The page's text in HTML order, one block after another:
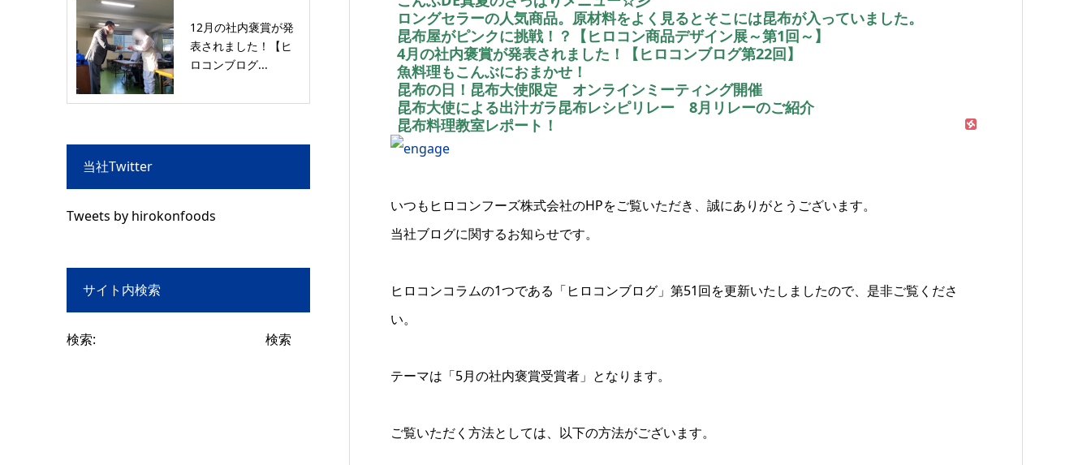
ロングセラーの人気商品。原材料をよく見るとそこには昆布が入っていました。
昆布屋がピンクに挑戦！？【ヒロコン商品デザイン展～第1回～】
4月の社内褒賞が発表されました！【ヒロコンブログ第22回】
魚料理もこんぶにおまかせ！
昆布の日！昆布大使限定 オンラインミーティング開催
昆布大使による出汁ガラ昆布レシピリレー 8月リレーのご紹介
昆布料理教室レポート！
いつもヒロコンフーズ株式会社のHPをご覧いただき、誠にありがとうございます。
当社ブログに関するお知らせです。
ヒロコンコラムの1つである「ヒロコンブログ」第51回を更新いたしましたので、是非ご覧くださ
い。
テーマは「5月の社内褒賞受賞者」となります。
ご覧いただく方法としては、以下の方法がございます。
12月の社内褒賞が発
表されました！【ヒ
ロコンブログ...
当社Twitter
Tweets by hirokonfoods
サイト内検索
検索: